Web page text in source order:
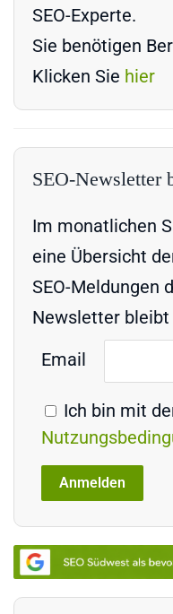
SEO-Experte.
Sie benötigen
Klicken Sie hier
SEO-Newsletter
Im monatlichen
eine Übersicht
SEO-Meldungen
Newsletter
Email
Ich bin mit